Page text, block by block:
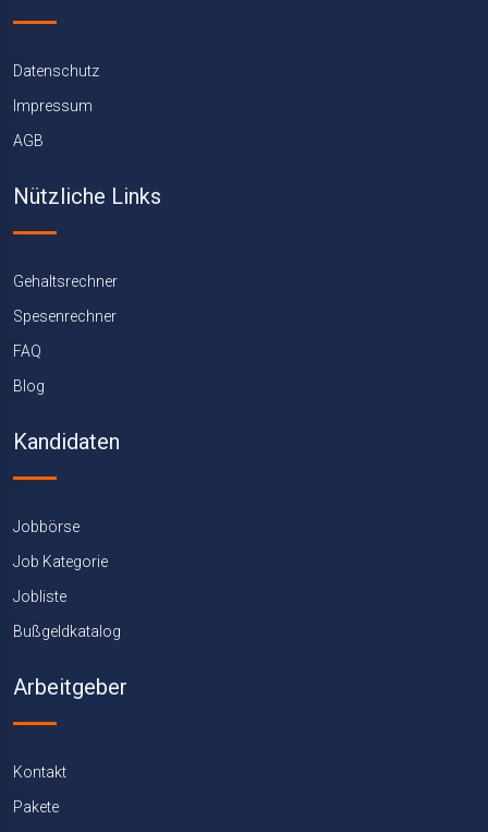
Datenschutz
Impressum
AGB
Nützliche Links
Gehaltsrechner
Spesenrechner
FAQ
Blog
Kandidaten
Jobbörse
Job Kategorie
Jobliste
Bußgeldkatalog
Arbeitgeber
Kontakt
Pakete